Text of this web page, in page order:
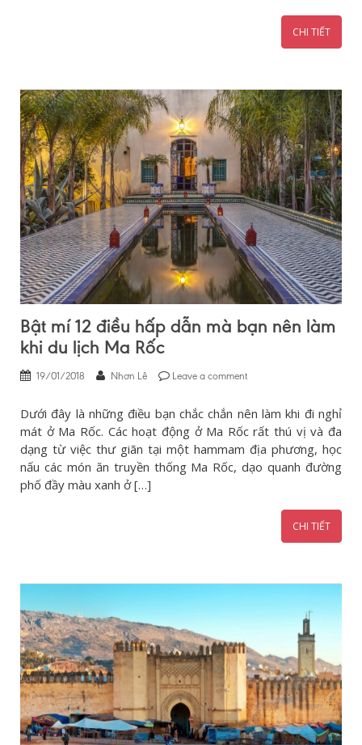
CHI TIẾT
Bật mí 12 điều hấp dẫn mà bạn nên làm
khi du lịch Ma Rốc
19/01/2018 Nhơn Lê Leave a comment
Dưới đây là những điều bạn chắc chắn nên làm khi đi nghỉ
mát ở Ma Rốc. Các hoạt động ở Ma Rốc rất thú vị và đa
dạng từ việc thư giãn tại một hammam địa phương, học
nấu các món ăn truyền thống Ma Rốc, dạo quanh đường
phố đầy màu xanh ở […]
CHI TIẾT